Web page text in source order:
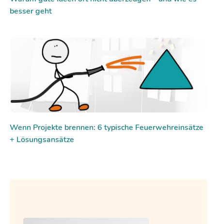
besser geht
Wenn Projekte brennen: 6 typische Feuerwehreinsätze
+ Lösungsansätze